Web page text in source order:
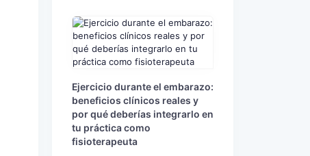
Ejercicio durante el embarazo:
beneficios clínicos reales y
por qué deberías integrarlo en
tu práctica como
fisioterapeuta